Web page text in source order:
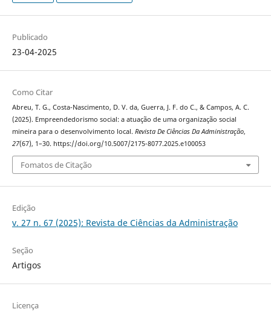
Publicado
23-04-2025
Como Citar
Abreu, T. G., Costa-Nascimento, D. V. da, Guerra, J. F. do C., & Campos, A. C.
(2025). Empreendedorismo social: a atuação de uma organização social
mineira para o desenvolvimento local. Revista De Ciências Da Administração,
27(67), 1–30. https://doi.org/10.5007/2175-8077.2025.e100053
Fomatos de Citação
Edição
v. 27 n. 67 (2025): Revista de Ciências da Administração
Seção
Artigos
Licença